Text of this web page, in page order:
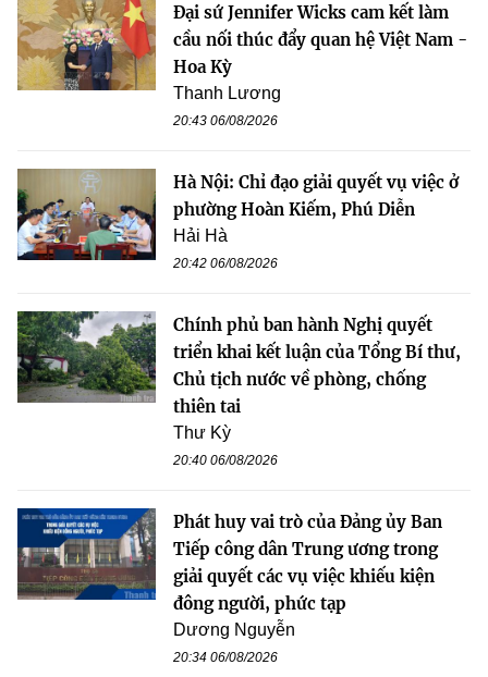
Đại sứ Jennifer Wicks cam kết làm
cầu nối thúc đẩy quan hệ Việt Nam -
Hoa Kỳ
Thanh Lương
20:43 06/08/2026
Hà Nội: Chỉ đạo giải quyết vụ việc ở
phường Hoàn Kiếm, Phú Diễn
Hải Hà
20:42 06/08/2026
Chính phủ ban hành Nghị quyết
triển khai kết luận của Tổng Bí thư,
Chủ tịch nước về phòng, chống
thiên tai
Thư Kỳ
20:40 06/08/2026
Phát huy vai trò của Đảng ủy Ban
Tiếp công dân Trung ương trong
giải quyết các vụ việc khiếu kiện
đông người, phức tạp
Dương Nguyễn
20:34 06/08/2026